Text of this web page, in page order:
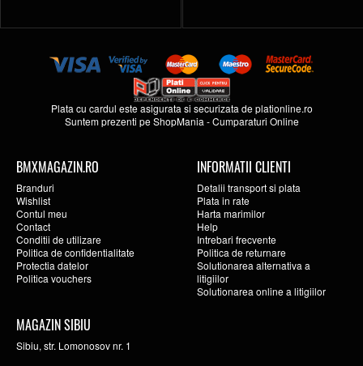
Plata cu cardul este asigurata si securizata deplationline.ro
Suntem prezenti peShopMania -Cumparaturi Online
BMXMAGAZIN.RO
Branduri
Wishlist
Contul meu
Contact
Conditii de utilizare
Politica de confidentialitate
Protectia datelor
Politica vouchers
INFORMATII CLIENTI
Detalii transport si plata
Plata in rate
Harta marimilor
Help
Intrebari frecvente
Politica de returnare
Solutionarea alternativa a
litigiilor
Solutionarea online a litigiilor
MAGAZIN SIBIU
Sibiu, str. Lomonosov nr. 1